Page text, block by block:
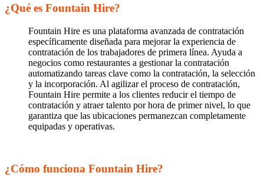
¿Qué es Fountain Hire?
Fountain Hire es una plataforma avanzada de contratación
específicamente diseñada para mejorar la experiencia de
contratación de los trabajadores de primera línea. Ayuda a
negocios como restaurantes a gestionar la contratación
automatizando tareas clave como la contratación, la selección
y la incorporación. Al agilizar el proceso de contratación,
Fountain Hire permite a los clientes reducir el tiempo de
contratación y atraer talento por hora de primer nivel, lo que
garantiza que las ubicaciones permanezcan completamente
equipadas y operativas.
¿Cómo funciona Fountain Hire?